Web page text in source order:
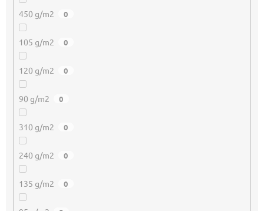
450 g/m2 0
105 g/m2 0
120 g/m2 0
90 g/m2 0
310 g/m2 0
240 g/m2 0
135 g/m2 0